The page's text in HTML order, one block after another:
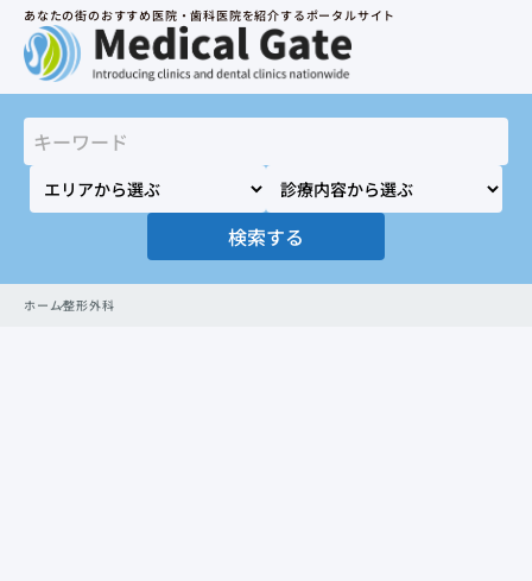
あなたの街のおすすめ医院・歯科医院を紹介するポータルサイト
検索する
ホーム整形外科